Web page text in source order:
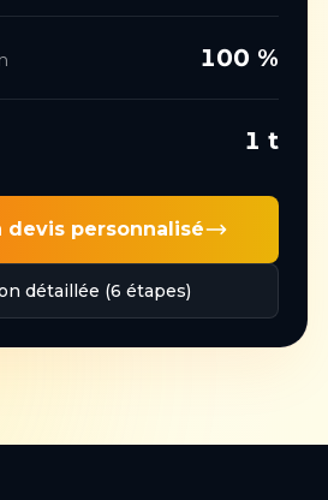
100 %
1 t
devis personnalisé
détaillée (6 étapes)